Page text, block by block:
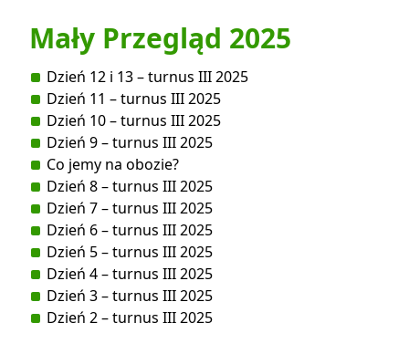
Mały Przegląd 2025
Dzień 12 i 13 – turnus III 2025
Dzień 11 – turnus III 2025
Dzień 10 – turnus III 2025
Dzień 9 – turnus III 2025
Co jemy na obozie?
Dzień 8 – turnus III 2025
Dzień 7 – turnus III 2025
Dzień 6 – turnus III 2025
Dzień 5 – turnus III 2025
Dzień 4 – turnus III 2025
Dzień 3 – turnus III 2025
Dzień 2 – turnus III 2025